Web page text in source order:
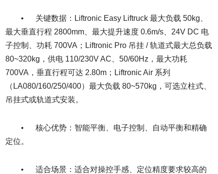
• 关键数据：Liftronic Easy Liftruck 最大负载 50kg、
最大垂直行程 2800mm、最大提升速度 0.6m/s、24V DC 电
子控制、功耗 700VA；Liftronic Pro 吊挂 / 轨道式最大总负载
80~320kg，供电 110/230V AC、50/60Hz，最大功耗
700VA，垂直行程可达 2.80m；Liftronic Air 系列
（LA080/160/250/400）最大负载 80~570kg，可选立柱式、
吊挂式或轨道式安装。
• 核心优势：智能平衡、电子控制、自动平衡和精确
定位。
• 适合场景：适合对操控手感、定位精度要求较高的